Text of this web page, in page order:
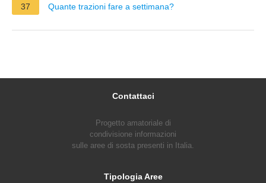
37 Quante trazioni fare a settimana?
Contattaci
Progetto amatoriale di
condivisione informazioni
sulle aree di sosta presenti in Italia.
Tipologia Aree